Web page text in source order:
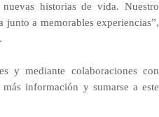
historias de vida. Nuestro
junto a memorables experiencias”,
y mediante colaboraciones con
información y sumarse a este